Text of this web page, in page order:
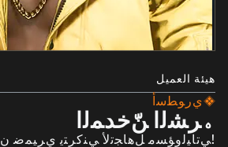
هيئة العميل
ﻱﺭﻮﻄﺳﺃ
ﮦﺮﺸﻟﺍ ﻦّﺧﺪﻤﻟﺍ
!ﻲﺗﺎﻴﻟﻭﺆﺴﻣ ﻞﻫﺎﺠﺗﻷ ﻲﻨﻛﺮﺘﻳ ﻱﺮﻴﻤﺿ